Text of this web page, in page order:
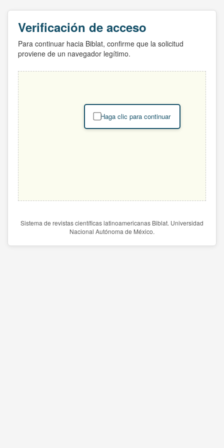
Verificación de acceso
Para continuar hacia Biblat, confirme que la solicitud
proviene de un navegador legítimo.
Haga clic para continuar
Sistema de revistas científicas latinoamericanas Biblat. Universidad
Nacional Autónoma de México.